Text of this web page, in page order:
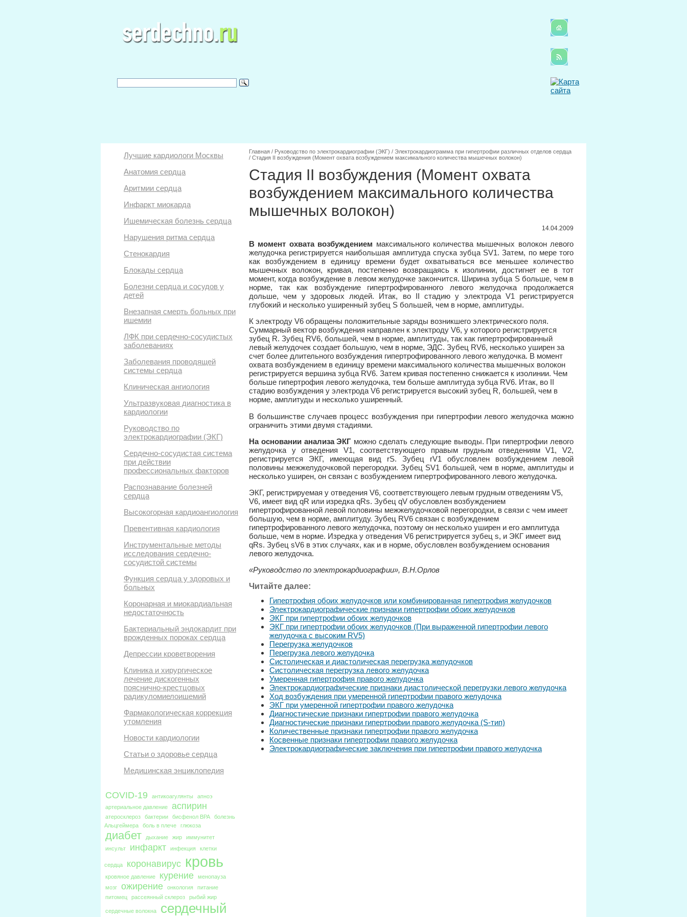
Лучшие кардиологи Москвы
Анатомия сердца
Аритмии сердца
Инфаркт миокарда
Ишемическая болезнь сердца
Нарушения ритма сердца
Стенокардия
Блокады сердца
Болезни сердца и сосудов у
детей
Внезапная смерть больных при
ишемии
ЛФК при сердечно-сосудистых
заболеваниях
Заболевания проводящей
системы сердца
Клиническая ангиология
Ультразвуковая диагностика в
кардиологии
Руководство по
электрокардиографии (ЭКГ)
Сердечно-сосудистая система
при действии
профессиональных факторов
Распознавание болезней
сердца
Высокогорная кардиоангиология
Превентивная кардиология
Инструментальные методы
исследования сердечно-
сосудистой системы
Функция сердца у здоровых и
больных
Коронарная и миокардиальная
недостаточность
Бактериальный эндокардит при
врожденных пороках сердца
Депрессии кроветворения
Клиника и хирургическое
лечение дискогенных
пояснично-крестцовых
радикуломиелоишемий
Фармакологическая коррекция
утомления
Новости кардиологии
Статьи о здоровье сердца
Медицинская энциклопедия
COVID-19 антикоагулянты
апноэ
артериальное давление
аспирин
атеросклероз бактерии бисфенол BPA
болезнь
Альцгеймера
боль в плече глюкоза
диабет дыхание жир
иммунитет
инсульт
инфаркт инфекция клетки
сердца коронавирус кровь
кровяное давление курение
менопауза
мозг
ожирение онкология
питание
питомец
рассеянный склероз рыбий жир
сердечные волокна
сердечный
Главная / Руководство по электрокардиографии (ЭКГ) / Электрокардиограмма при гипертрофии различных отделов сердца
/ Стадия II возбуждения (Момент охвата возбуждением максимального количества мышечных волокон)
Стадия II возбуждения (Момент охвата
возбуждением максимального количества
мышечных волокон)
14.04.2009
В момент охвата возбуждением максимального количества мышечных волокон левого
желудочка регистрируется наибольшая амплитуда спуска зубца SV1. Затем, по мере того
как возбуждением в единицу времени будет охватываться все меньшее количество
мышечных волокон, кривая, постепенно возвращаясь к изолинии, достигнет ее в тот
момент, когда возбуждение в левом желудочке закончится. Ширина зубца S больше, чем в
норме, так как возбуждение гипертрофированного левого желудочка продолжается
дольше, чем у здоровых людей. Итак, во II стадию у электрода V1 регистрируется
глубокий и несколько уширенный зубец S большей, чем в норме, амплитуды.
К электроду V6 обращены положительные заряды возникшего электрического поля.
Суммарный вектор возбуждения направлен к электроду V6, у которого регистрируется
зубец R. Зубец RV6, большей, чем в норме, амплитуды, так как гипертрофированный
левый желудочек создает большую, чем в норме, ЭДС. Зубец RV6, несколько уширен за
счет более длительного возбуждения гипертрофированного левого желудочка. В момент
охвата возбуждением в единицу времени максимального количества мышечных волокон
регистрируется вершина зубца RV6. Затем кривая постепенно снижается к изолинии. Чем
больше гипертрофия левого желудочка, тем больше амплитуда зубца RV6. Итак, во II
стадию возбуждения у электрода V6 регистрируется высокий зубец R, большей, чем в
норме, амплитуды и несколько уширенный.
В большинстве случаев процесс возбуждения при гипертрофии левого желудочка можно
ограничить этими двумя стадиями.
На основании анализа ЭКГ можно сделать следующие выводы. При гипертрофии левого
желудочка у отведения V1, соответствующего правым грудным отведениям V1, V2,
регистрируется ЭКГ, имеющая вид rS. Зубец rV1 обусловлен возбуждением левой
половины межжелудочковой перегородки. Зубец SV1 большей, чем в норме, амплитуды и
несколько уширен, он связан с возбуждением гипертрофированного левого желудочка.
ЭКГ, регистрируемая у отведения V6, соответствующего левым грудным отведениям V5,
V6, имеет вид qR или изредка qRs. Зубец qV обусловлен возбуждением
гипертрофированной левой половины межжелудочковой перегородки, в связи с чем имеет
большую, чем в норме, амплитуду. Зубец RV6 связан с возбуждением
гипертрофированного левого желудочка, поэтому он несколько уширен и его амплитуда
больше, чем в норме. Изредка у отведения V6 регистрируется зубец s, и ЭКГ имеет вид
qRs. Зубец sV6 в этих случаях, как и в норме, обусловлен возбуждением основания
левого желудочка.
«Руководство по электрокардиографии», В.Н.Орлов
Читайте далее:
Гипертрофия обоих желудочков или комбинированная гипертрофия желудочков
Электрокардиографические признаки гипертрофии обоих желудочков
ЭКГ при гипертрофии обоих желудочков
ЭКГ при гипертрофии обоих желудочков (При выраженной гипертрофии левого
желудочка с высоким RV5)
Перегрузка желудочков
Перегрузка левого желудочка
Систолическая и диастолическая перегрузка желудочков
Систолическая перегрузка левого желудочка
Умеренная гипертрофия правого желудочка
Электрокардиографические признаки диастолической перегрузки левого желудочка
Ход возбуждения при умеренной гипертрофии правого желудочка
ЭКГ при умеренной гипертрофии правого желудочка
Диагностические признаки гипертрофии правого желудочка
Диагностические признаки гипертрофии правого желудочка (S-тип)
Количественные признаки гипертрофии правого желудочка
Косвенные признаки гипертрофии правого желудочка
Электрокардиографические заключения при гипертрофии правого желудочка